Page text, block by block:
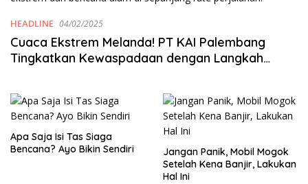
HEADLINE 04/02/2025
Cuaca Ekstrem Melanda! PT KAI Palembang
Tingkatkan Kewaspadaan dengan Langkah
Kereta Api
Apa Saja Isi Tas Siaga
Bencana? Ayo Bikin Sendiri
Jangan Panik, Mobil Mogok
Setelah Kena Banjir, Lakukan
Hal Ini